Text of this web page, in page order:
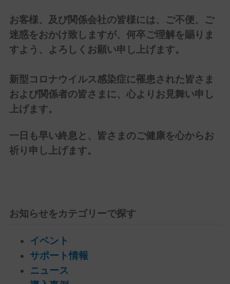
お客様、及び関係会社の皆様には、ご不便、ご
迷惑をおかけ致しますが、何卒ご理解を賜りま
すよう、よろしくお願い申し上げます。
新型コロナウイルス感染症に罹患された皆さま
および関係者の皆さまに、心よりお見舞い申し
上げます。
一日も早い終息と、皆さまのご健康を心からお
祈り申し上げます。
お知らせをカテゴリーで探す
イベント
サポート情報
ニュース